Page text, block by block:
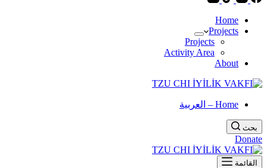
Home
Projects
Projects
Activity Area
About
Home – العربية
بحث
Donate
القائمة